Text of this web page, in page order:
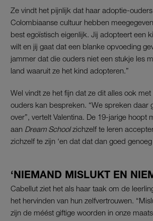
Ze vindt het pijnlijk dat haar adoptie-
Colombiaanse cultuur hebben
best egoïstisch eigenlijk. Jij adopteert een
wilt en jij gaat dat een blanke opvoeding
jammer dat die ouders niet een stukje les
land waaruit ze het kind adopteren.”
Wel vindt ze het fijn dat ze dit alles ook
ouders kan bespreken. “We spreken daar
over”, vertelt Valentina. De 19-jarige hoopt
aan Dream Schoolzichzelf te leren
zichzelf te zijn ‘en dat dat dan goed genoeg
‘NIEMAND MISLUKT EN
Cabellut ziet het als haar taak om de
het hervinden van hun zelfvertrouwen.
zijn de méést giftige woorden in onze